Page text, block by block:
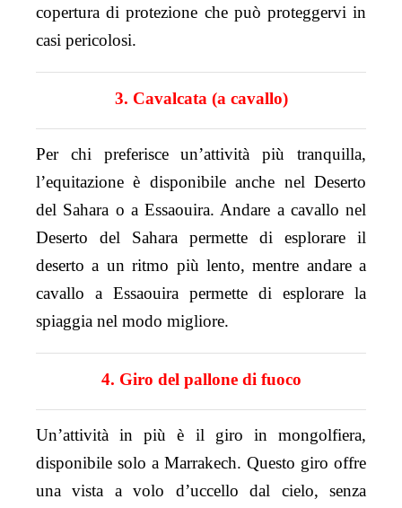
copertura di protezione che può proteggervi in
casi pericolosi.
3. Cavalcata (a cavallo)
Per chi preferisce un’attività più tranquilla,
l’equitazione è disponibile anche nel Deserto
del Sahara o a Essaouira. Andare a cavallo nel
Deserto del Sahara permette di esplorare il
deserto a un ritmo più lento, mentre andare a
cavallo a Essaouira permette di esplorare la
spiaggia nel modo migliore.
4. Giro del pallone di fuoco
Un’attività in più è il giro in mongolfiera,
disponibile solo a Marrakech. Questo giro offre
una vista a volo d’uccello dal cielo, senza